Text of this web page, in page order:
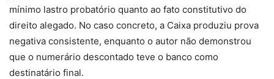
mínimo lastro probatório quanto ao fato constitutivo do
direito alegado. No caso concreto, a Caixa produziu prova
negativa consistente, enquanto o autor não demonstrou
que o numerário descontado teve o banco como
destinatário final.